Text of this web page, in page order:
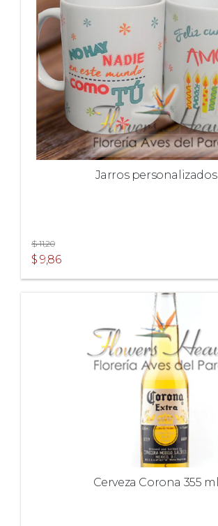
Jarros personalizados
$ 11,20
$ 9,86
Cerveza Corona 355 ml